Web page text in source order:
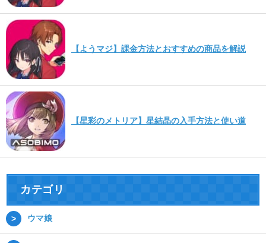
【ようマジ】課金方法とおすすめの商品を解説
【星彩のメトリア】星結晶の入手方法と使い道
カテゴリ
ウマ娘